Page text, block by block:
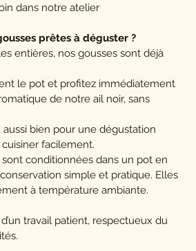
dans notre atelier
prêtes à déguster ?
entières, nos gousses sont déjà
le pot et profitez immédiatement
de notre ail noir, sans
bien pour une dégustation
facilement.
conditionnées dans un pot en
simple et pratique. Elles
à température ambiante.
travail patient, respectueux du